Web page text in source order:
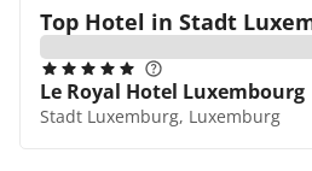
Top Hotel in Stadt
Le Royal Hotel Luxembourg
Stadt Luxemburg, Luxemburg